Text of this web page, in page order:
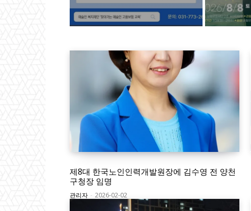
제8대 한국노인인력개발원장에 김수영 전 양천
구청장 임명
관리자 - 2026-02-02